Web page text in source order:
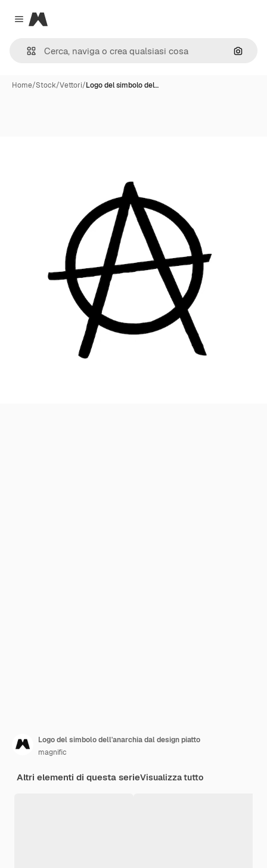
Close menu
Magnific
Cerca
Home/Stock/Vettori/Logo del simbolo del…
Logo del simbolo dell'anarchia dal design piatto
magnific
Altri elementi di questa serieVisualizza tutto